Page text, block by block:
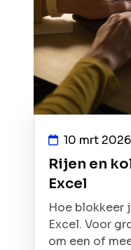
10 mrt 2026
Rijen en
Excel
Hoe blokkeer
Excel. Voor
om een of